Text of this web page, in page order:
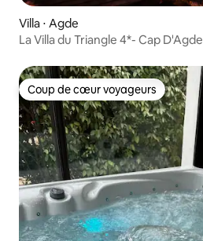
Villa ⋅ Agde
La Villa du Triangle 4*- Cap D'Agde
Coup de cœur voyageurs
Coup de cœur voyageurs